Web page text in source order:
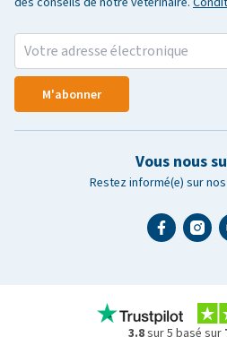
M'abonner
Vous nous
Restez informé(e) sur
3.8sur 5 basé sur